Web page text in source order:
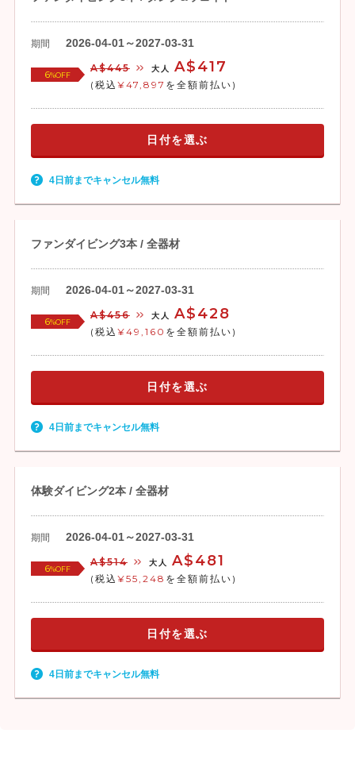
期間 2026-04-01～2027-03-31
6%OFF
A$445 大人 A$417
(税込 ¥47,897 を全額前払い)
日付を選ぶ
4日前までキャンセル無料
ファンダイビング3本 / 全器材
期間 2026-04-01～2027-03-31
6%OFF
A$456 大人 A$428
(税込 ¥49,160 を全額前払い)
日付を選ぶ
4日前までキャンセル無料
体験ダイビング2本 / 全器材
期間 2026-04-01～2027-03-31
6%OFF
A$514 大人 A$481
(税込 ¥55,248 を全額前払い)
日付を選ぶ
4日前までキャンセル無料